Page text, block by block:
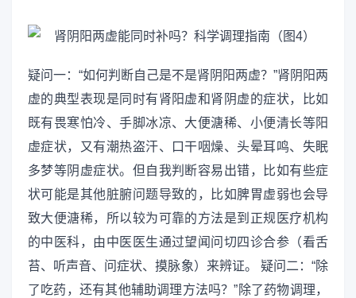
疑问一：“如何判断自己是不是肾阴阳两虚？”肾阴阳两
虚的典型表现是同时有肾阳虚和肾阴虚的症状，比如
既有畏寒怕冷、手脚冰凉、大便溏稀、小便清长等阳
虚症状，又有潮热盗汗、口干咽燥、头晕耳鸣、失眠
多梦等阴虚症状。但自我判断容易出错，比如有些症
状可能是其他脏腑问题导致的，比如脾胃虚弱也会导
致大便溏稀，所以较为可靠的方法是到正规医疗机构
的中医科，由中医医生通过望闻问切四诊合参（看舌
苔、听声音、问症状、摸脉象）来辨证。 疑问二：“除
了吃药，还有其他辅助调理方法吗？”除了药物调理，